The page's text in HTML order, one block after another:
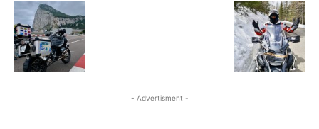
- Advertisment -